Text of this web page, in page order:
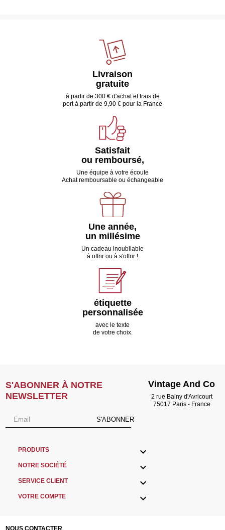
Livraison
gratuite
à partir de 300 € d'achat et frais de
port à partir de 9,90 € pour la France
Satisfait
ou remboursé,
Une équipe à votre écoute
Achat remboursable ou échangeable
Une année,
un millésime
Un cadeau inoubliable
à offrir ou à s'offrir !
étiquette
personnalisée
avec le texte
de votre choix.
S'ABONNER À NOTRE
NEWSLETTER
S'ABONNER
PRODUITS 
NOTRE SOCIÉTÉ 
SERVICE CLIENT 
VOTRE COMPTE 
Vintage And Co
2 rue Balny d'Avricourt
75017 Paris - France
NOUS CONTACTER